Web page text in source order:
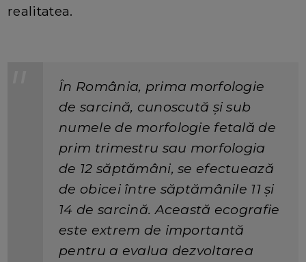
realitatea.
În România, prima morfologie
de sarcină, cunoscută și sub
numele de morfologie fetală de
prim trimestru sau morfologia
de 12 săptămâni, se efectuează
de obicei între săptămânile 11 și
14 de sarcină. Această ecografie
este extrem de importantă
pentru a evalua dezvoltarea